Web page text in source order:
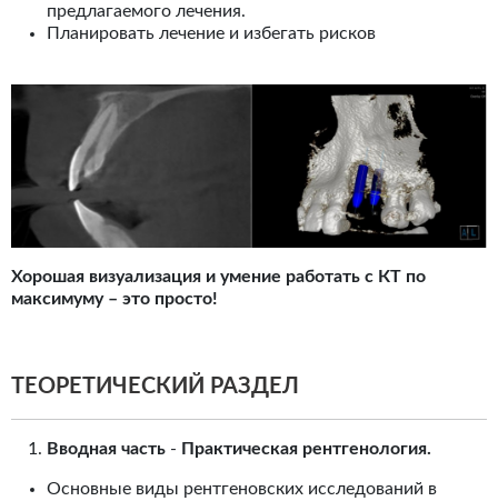
предлагаемого лечения.
Планировать лечение и избегать рисков
Хорошая визуализация и умение работать с КТ по
максимуму – это просто!
ТЕОРЕТИЧЕСКИЙ РАЗДЕЛ
Вводная часть - Практическая рентгенология.
Основные виды рентгеновских исследований в